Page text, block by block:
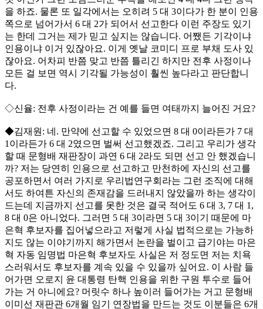
을 하죠. 물론 또 일각에서는 오히려 5 대 3이다가 한 분이 인용
쪽으로 넘어가서 6 대 2가 되어서 선고한다 이런 주장도 있기
는 한데 그거는 제가 믿고 싶지는 않습니다. 어쨌든 기각이냐
인용이냐 이거 있잖아요. 이게 옛날 코미디 프로 부채 도사 있
잖아요. 어차피 반쯤 맞고 반쯤 틀리긴 하지만 전후 사정이나
모든 걸 보면 역시 기각될 가능성이 훨씬 높다라고 판단합니
다.
◇신율: 전후 사정이라는 건 예를 들면 여태까지 늘어진 거요?
◆김재원: 네. 만약에 선고할 수 있었으면 8 대 0이라든가 7 대
1이라든가 6 대 2였으면 벌써 선고했겠죠. 그리고 우리가 생각
할 때 문형배 재판장이 과연 6 대 2라도 되면 선고 안 했겠습니
까? 저는 당연히 인용으로 선고하고 만천하에 자신의 선고를
공포하면서 여러 가지로 우리법연구회라는 그런 조직에 대해
서도 하여튼 자신의 존재감을 드러내지 않았을까 하는 생각이
드는데 지금까지 선고를 못한 것은 결국 적어도 6 대 3, 7 대 1,
8 대 0은 아니었다. 그러면 5 대 3이라면 5 대 3이기 때문에 마
은혁 후보자를 집어넣으라고 저렇게 사실 법적으로는 가능하
지도 않는 이야기까지 해가면서 논란을 벌이고 급기야는 마은
혁 자동 임명법 마은혁 후보자도 사실은 저 정도면 저는 치욕
스러워서도 후보자를 계속 있을 수 있을까 싶어요. 이 사람 들
어가면 오로지 윤 대통령 탄핵 인용을 위한 구원 투수로 들어
가는 거 아니에요? 머릿수 하나 높이러 들어가는 거고 문형배
이미선 재판관 6개월 임기 연장법을 만드는 것도 이분들은 6개